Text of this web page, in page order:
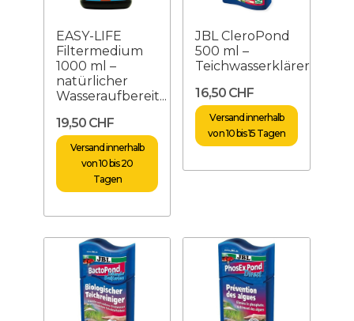
EASY-LIFE
Filtermedium
1000 ml –
natürlicher
Wasseraufbereit...
19,50 CHF
Versand innerhalb
von 10 bis 20
Tagen
JBL CleroPond
500 ml –
Teichwasserklärer
16,50 CHF
Versand innerhalb
von 10 bis 15 Tagen